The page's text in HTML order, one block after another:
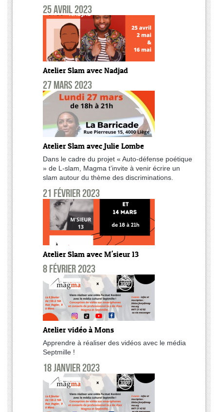
25 avril 2023
Atelier Slam avec Nadjad
27 mars 2023
Atelier Slam avec Julie Lombe
Dans le cadre du projet « Auto-défense poétique
» de L-slam, Magma t’invite à venir écrire un
slam autour du thème des discriminations.
21 février 2023
Atelier Slam avec M'sieur 13
8 février 2023
Atelier vidéo à Mons
Apprendre à réaliser des vidéos avec le média
Septmille !
18 janvier 2023